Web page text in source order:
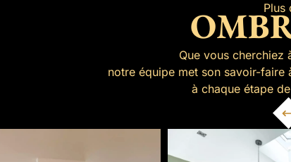
Plus
Que vous cherchiez
notre équipe met son savoir-
à chaque étape